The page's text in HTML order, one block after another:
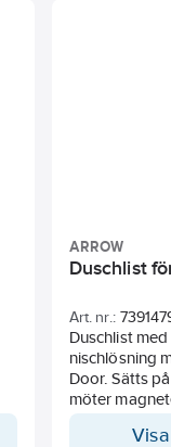
för
ARROW
Duschlist
Art. nr.:
Duschlist
nischlösning
Door. Sätts
möter